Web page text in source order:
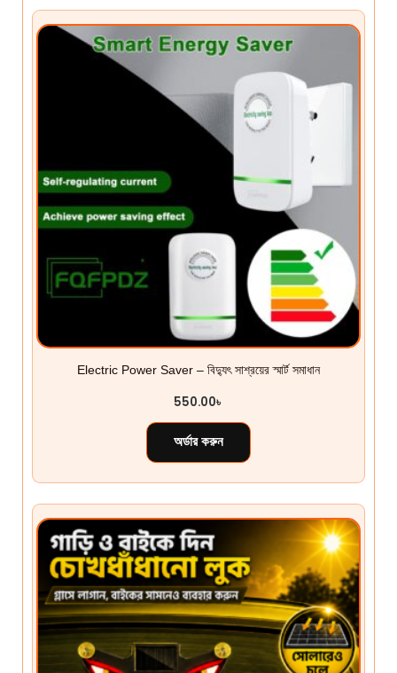
Electric Power Saver – বিদ্যুৎ সাশ্রয়ের স্মার্ট সমাধান
550.00৳
অর্ডার করুন